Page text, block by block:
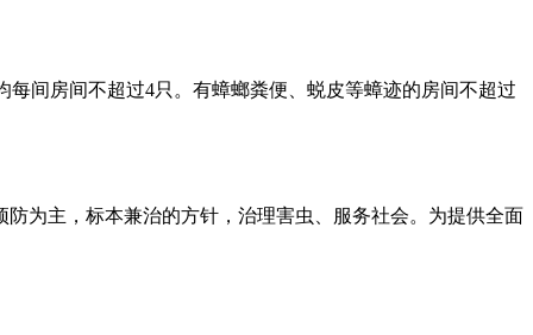
间房间不超过4只。有蟑螂粪便、蜕皮等蟑迹的房间不超过
为主，标本兼治的方针，治理害虫、服务社会。为提供全面